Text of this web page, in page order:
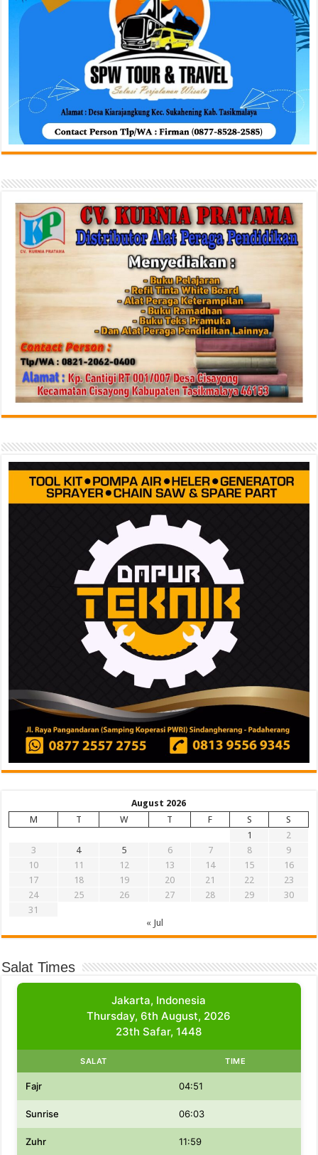
August 2026
M
T W T F S
S
1
2
3
4 5 6 7 8
9
10
11 12 13 14 15
16
17
18 19 20 21 22
23
24
25 26 27 28 29
30
31
« Jul
Salat Times
Jakarta, Indonesia
Thursday, 6th August, 2026
23th Safar, 1448
SALAT TIME
Fajr 04:51
Sunrise 06:03
Zuhr 11:59